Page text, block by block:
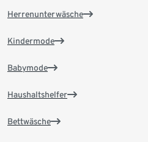
Herrenunterwäsche
Kindermode
Babymode
Haushaltshelfer
Bettwäsche